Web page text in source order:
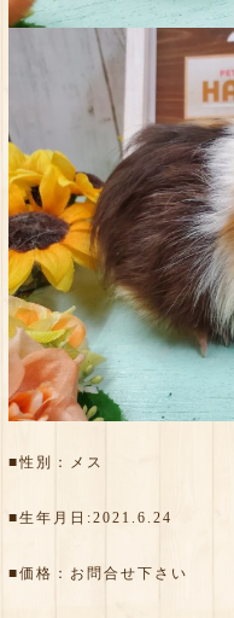
■性別：メス
■生年月日:2021.6.24
■価格：お問合せ下さい